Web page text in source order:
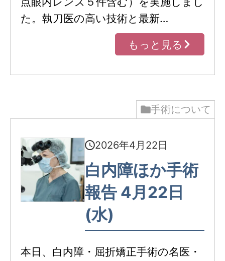
た。執刀医の高い技術と最新…
もっと見る
手術について
2026年4月22日
白内障ほか手術
報告 4月22日
(水)
本日、白内障・屈折矯正手術の名医・